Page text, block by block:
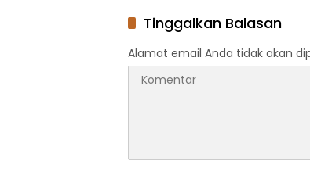
Tinggalkan Balasan
Alamat email Anda tidak akan